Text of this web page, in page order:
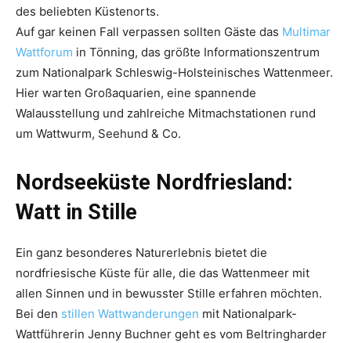
des beliebten Küstenorts.
Auf gar keinen Fall verpassen sollten Gäste das Multimar
Wattforum in Tönning, das größte Informationszentrum
zum Nationalpark Schleswig-Holsteinisches Wattenmeer.
Hier warten Großaquarien, eine spannende
Walausstellung und zahlreiche Mitmachstationen rund
um Wattwurm, Seehund & Co.
Nordseeküste Nordfriesland:
Watt in Stille
Ein ganz besonderes Naturerlebnis bietet die
nordfriesische Küste für alle, die das Wattenmeer mit
allen Sinnen und in bewusster Stille erfahren möchten.
Bei den stillen Wattwanderungen mit Nationalpark-
Wattführerin Jenny Buchner geht es vom Beltringharder